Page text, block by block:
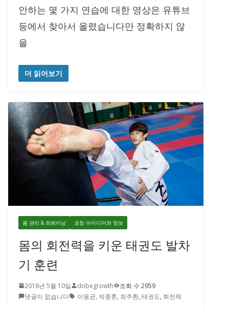
안하는 몇 가지 연습에 대한 영상은 유튜브
등에서 찾아서 올렸습니다만 정확하지 않
을
더 읽어보기
몸 관리 & 트레이닝 코칭 아이디어와 정보
몸의 회전력을 키운 태권도 발차
기 훈련
2018년 5월 10일 dobegrowth
조회 수 2959
댓글이 없습니다
이용균, 박종훈, 최주환, 태권도, 회전력